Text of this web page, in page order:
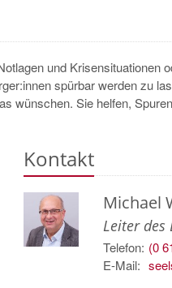
und Krisensituationen
spürbar werden zu
wünschen. Sie helfen,
Kontakt
Michael
Leiter des
Telefon: (0
E-Mail: